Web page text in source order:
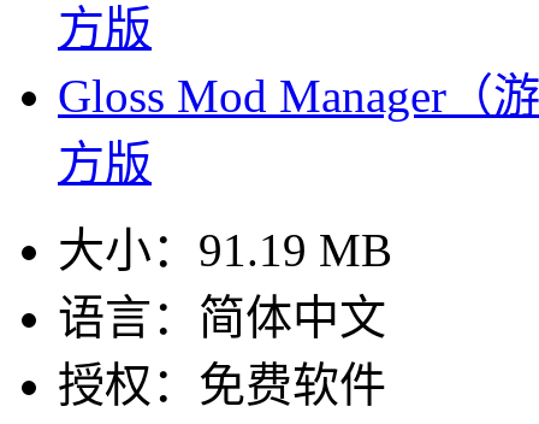
方版
Gloss Mod Manager（
方版
大小： 91.19 MB
语言： 简体中文
授权： 免费软件